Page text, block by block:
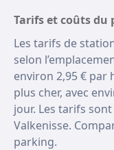
Tarifs et coûts du
Les tarifs de
selon
environ 2,95 € par
plus cher, avec
jour. Les tarifs
Valkenisse.
parking.